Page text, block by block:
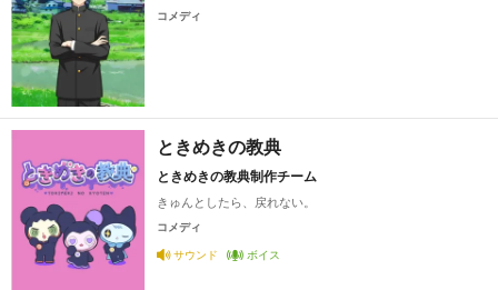
コメディ
ときめきの教典
ときめきの教典制作チーム
きゅんとしたら、戻れない。
コメディ
サウンド ボイス